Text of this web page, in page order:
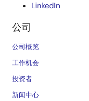
LinkedIn
公司
公司概览
工作机会
投资者
新闻中心